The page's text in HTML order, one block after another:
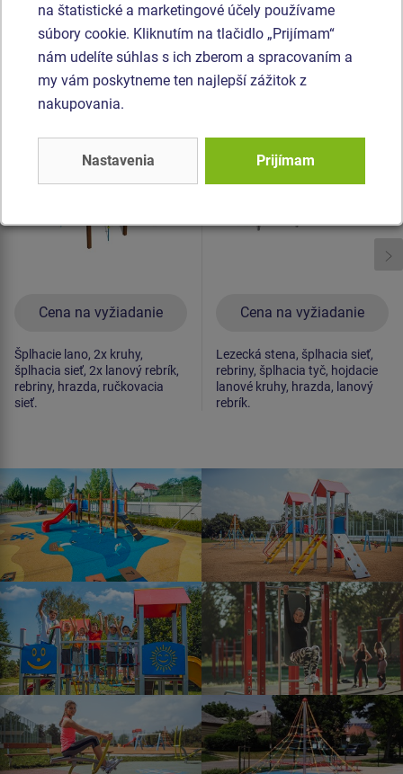
Podobnýtovar
Produkt - SSE-8901K-20
Šplhacia zostava -
Cena na vyžiadanie
Šplhacie lano, 2x kruhy,
šplhacia sieť, 2x lanový rebrík,
rebriny, hrazda, ručkovacia
sieť.
Produkt - SSE-8701K-20
Cena na vyžiadanie
Lezecká stena, šplhacia sieť,
rebriny, šplhacia tyč, hojdacie
lanové kruhy, hrazda, lanový
rebrík.
na štatistické a marketingové účely používame
súbory cookie. Kliknutím na tlačidlo „Prijímam“
nám udelíte súhlas s ich zberom a spracovaním a
my vám poskytneme ten najlepší zážitok z
nakupovania.
Nastavenia Prijímam